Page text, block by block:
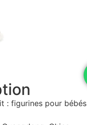
: figurines pour bébés